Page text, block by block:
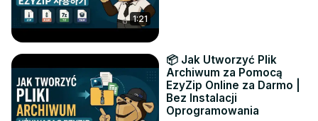
1:21
📦 Jak Utworzyć Plik
Archiwum za Pomocą
EzyZip Online za Darmo |
Bez Instalacji
Oprogramowania